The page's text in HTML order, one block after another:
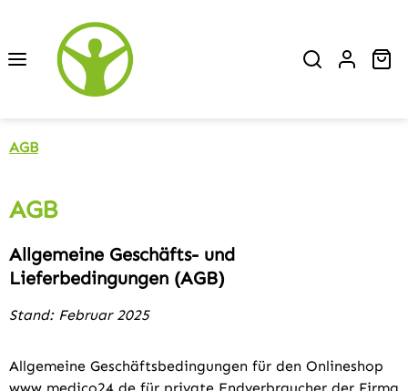
Zum Hauptinhalt springen
AGB
AGB
Allgemeine Geschäfts- und
Lieferbedingungen (AGB)
Stand: Februar 2025
Allgemeine Geschäftsbedingungen für den Onlineshop